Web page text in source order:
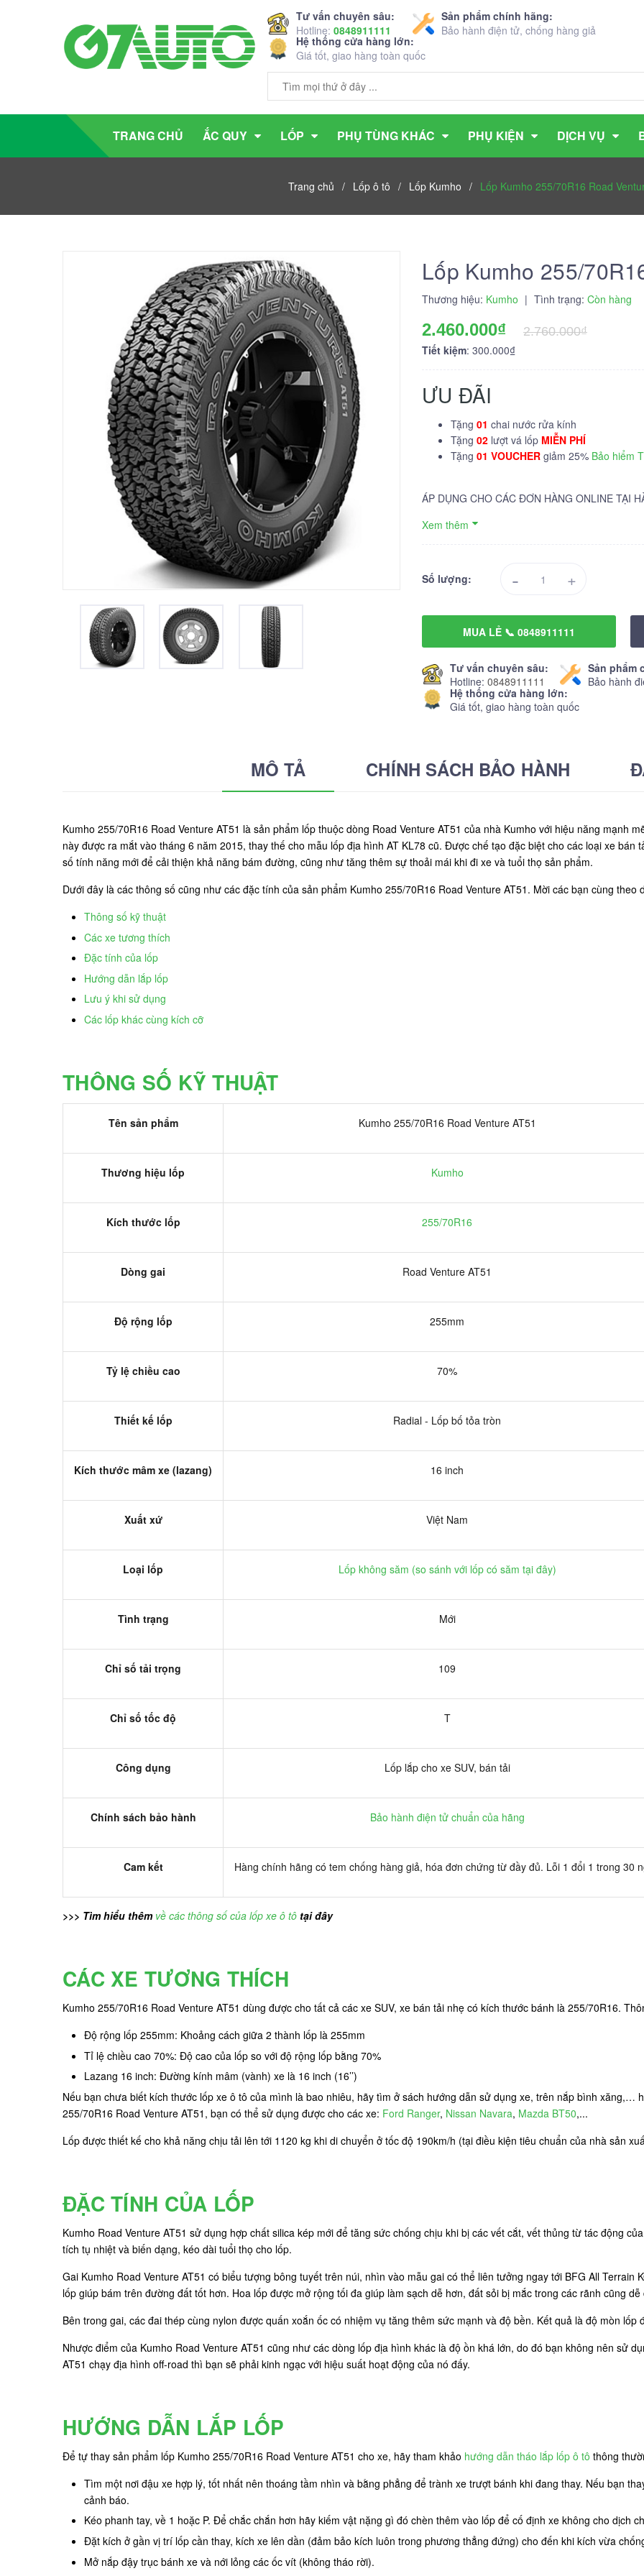
Tư vấn chuyên sâu:
Hotline: 0848911111
Sản phẩm chính hãng:
Bảo hành điện tử, chống hàng giả
Hệ thống cửa hàng lớn:
Giá tốt, giao hàng toàn quốc
TRANG CHỦ ẮC QUY LỐP PHỤ TÙNG KHÁC PHỤ KIỆN DỊCH VỤ
Trang chủ / Lốp ô tô / Lốp Kumho / Lốp Kumho 255/70R16 Road
Lốp Kumho 255/
Thương hiệu: Kumho | Tình trạng: Còn hàng
2.460.000₫
2.760.000₫
Tiết kiệm: 300.000₫
ƯU ĐÃI
Tặng 01 chai nước rửa kính
Tặng 02 lượt vá lốp MIỄN PHÍ
Tặng 01 VOUCHER giảm 25% Bảo hiểm
ÁP DỤNG CHO CÁC ĐƠN HÀNG ONLINE TẠI
Xem thêm
Số lượng: - +
MUA LẺ 📞 0848911111
Tư vấn chuyên sâu:
Hotline: 0848911111
Sản phẩm
Bảo hành
Hệ thống cửa hàng lớn:
Giá tốt, giao hàng toàn quốc
MÔ TẢ CHÍNH SÁCH BẢO HÀNH
Kumho 255/70R16 Road Venture AT51 là sản phẩm lốp thuộc dòng Road Venture AT51 của nhà Kumho với hiệu năng mạnh
này được ra mắt vào tháng 6 năm 2015, thay thế cho mẫu lốp địa hình AT KL78 cũ. Được chế tạo đặc biệt cho các loại xe bán
số tính năng mới để cải thiện khả năng bám đường, cũng như tăng thêm sự thoải mái khi đi xe và tuổi thọ sản phẩm.
Dưới đây là các thông số cũng như các đặc tính của sản phẩm Kumho 255/70R16 Road Venture AT51. Mời các bạn cùng theo
Thông số kỹ thuật
Các xe tương thích
Đặc tính của lốp
Hướng dẫn lắp lốp
Lưu ý khi sử dụng
Các lốp khác cùng kích cỡ
THÔNG SỐ KỸ THUẬT
Tên sản phẩm Kumho 255/70R16 Road Venture AT51
Thương hiệu lốp Kumho
Kích thước lốp 255/70R16
Dòng gai Road Venture AT51
Độ rộng lốp 255mm
Tỷ lệ chiều cao 70%
Thiết kế lốp Radial - Lốp bố tỏa tròn
Kích thước mâm xe (lazang) 16 inch
Xuất xứ Việt Nam
Loại lốp Lốp không săm (so sánh với lốp có săm tại đây)
Tình trạng Mới
Chỉ số tải trọng 109
Chỉ số tốc độ T
Công dụng Lốp lắp cho xe SUV, bán tải
Chính sách bảo hành Bảo hành điện tử chuẩn của hãng
Cam kết Hàng chính hãng có tem chống hàng giả, hóa đơn chứng từ đầy đủ. Lỗi 1 đổi 1 trong 30
>>> Tìm hiểu thêm về các thông số của lốp xe ô tô tại đây
CÁC XE TƯƠNG THÍCH
Kumho 255/70R16 Road Venture AT51 dùng được cho tất cả các xe SUV, xe bán tải nhẹ có kích thước bánh là 255/70R16.
Độ rộng lốp 255mm: Khoảng cách giữa 2 thành lốp là 255mm
Tỉ lệ chiều cao 70%: Độ cao của lốp so với độ rộng lốp bằng 70%
Lazang 16 inch: Đường kính mâm (vành) xe là 16 inch (16’’)
Nếu bạn chưa biết kích thước lốp xe ô tô của mình là bao nhiêu, hãy tìm ở sách hướng dẫn sử dụng xe, trên nắp bình xăng,…
255/70R16 Road Venture AT51, bạn có thể sử dụng được cho các xe: Ford Ranger, Nissan Navara, Mazda BT50,...
Lốp được thiết kế cho khả năng chịu tải lên tới 1120 kg khi di chuyển ở tốc độ 190km/h (tại điều kiện tiêu chuẩn của nhà sản
ĐẶC TÍNH CỦA LỐP
Kumho Road Venture AT51 sử dụng hợp chất silica kép mới để tăng sức chống chịu khi bị các vết cắt, vết thủng từ tác động
tích tụ nhiệt và biến dạng, kéo dài tuổi thọ cho lốp.
Gai Kumho Road Venture AT51 có biểu tượng bông tuyết trên núi, nhìn vào mẫu gai có thể liên tưởng ngay tới BFG All Terrain
lốp giúp bám trên đường đất tốt hơn. Hoa lốp được mở rộng tối đa giúp làm sạch dễ hơn, đất sỏi bị mắc trong các rãnh cũng
Bên trong gai, các đai thép cùng nylon được quấn xoắn ốc có nhiệm vụ tăng thêm sức mạnh và độ bền. Kết quả là độ mòn lốp
Nhược điểm của Kumho Road Venture AT51 cũng như các dòng lốp địa hình khác là độ ồn khá lớn, do đó bạn không nên sử
AT51 chạy địa hình off-road thì bạn sẽ phải kinh ngạc với hiệu suất hoạt động của nó đấy.
HƯỚNG DẪN LẮP LỐP
Để tự thay sản phẩm lốp Kumho 255/70R16 Road Venture AT51 cho xe, hãy tham khảo hướng dẫn tháo lắp lốp ô tô thông
Tìm một nơi đậu xe hợp lý, tốt nhất nên thoáng tầm nhìn và bằng phẳng để trành xe trượt bánh khi đang thay. Nếu bạn
cảnh báo.
Kéo phanh tay, về 1 hoặc P. Để chắc chắn hơn hãy kiếm vật nặng gì đó chèn thêm vào lốp để cố định xe không cho dịch
Đặt kích ở gần vị trí lốp cần thay, kích xe lên dần (đảm bảo kích luôn trong phương thẳng đứng) cho đến khi kích vừa
Mở nắp đậy trục bánh xe và nới lỏng các ốc vít (không tháo rời).